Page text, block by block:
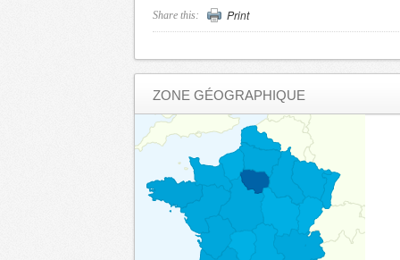
Share this: Print
ZONE GÉOGRAPHIQUE